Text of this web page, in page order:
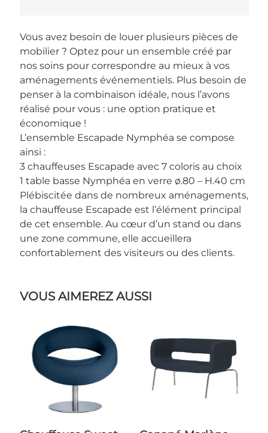
Vous avez besoin de louer plusieurs pièces de
mobilier ? Optez pour un ensemble créé par
nos soins pour correspondre au mieux à vos
aménagements événementiels. Plus besoin de
penser à la combinaison idéale, nous l’avons
réalisé pour vous : une option pratique et
économique !
L’ensemble Escapade Nymphéa se compose
ainsi :
3 chauffeuses Escapade avec 7 coloris au choix
1 table basse Nymphéa en verre ø.80 – H.40 cm
Plébiscitée dans de nombreux aménagements,
la chauffeuse Escapade est l’élément principal
de cet ensemble. Au cœur d’un stand ou dans
une zone commune, elle accueillera
confortablement des visiteurs ou des clients.
VOUS AIMEREZ AUSSI